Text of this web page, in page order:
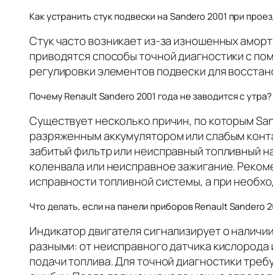
Как устранить стук подвески на Sandero 2001 при
Стук часто возникает из-за изношенных
приводятся способы точной диагностики с
регулировки элементов подвески для
Почему Renault Sandero 2001 года не заводится с утра?
Существует несколько причин, по которым
разряженным аккумулятором или слабым
забитый фильтр или неисправный топливный
коленвала или неисправное зажигание.
исправности топливной системы, а при
Что делать, если на панели приборов Renault Sandero
Индикатор двигателя сигнализирует о
разными: от неисправного датчика
подачи топлива. Для точной диагностики